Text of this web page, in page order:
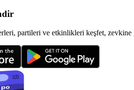
partileri ve etkinlikleri keşfet, zevkine